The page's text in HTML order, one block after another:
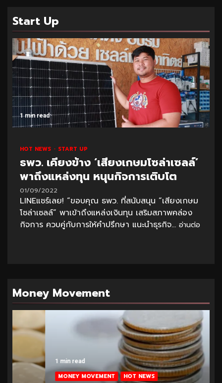
Start Up
1 min read
HOT NEWS START UP
ธพว. เคียงข้าง ‘เสียงเกษมโซล่าเซลล์’
พาถึงแหล่งทุน หนุนกิจการเติบโต
01/09/2022
LINEแชร์เลย! “ขอบคุณ ธพว. ที่สนับสนุน “เสียงเกษม
โซล่าเซลล์” พาเข้าถึงแหล่งเงินทุน เสริมสภาพคล่อง
กิจการ ควบคู่กับการให้คำปรึกษา แนะนำธุรกิจ... อ่านต่อ
Money Movement
1 min read
MONEY MOVEMENT HOT NEWS